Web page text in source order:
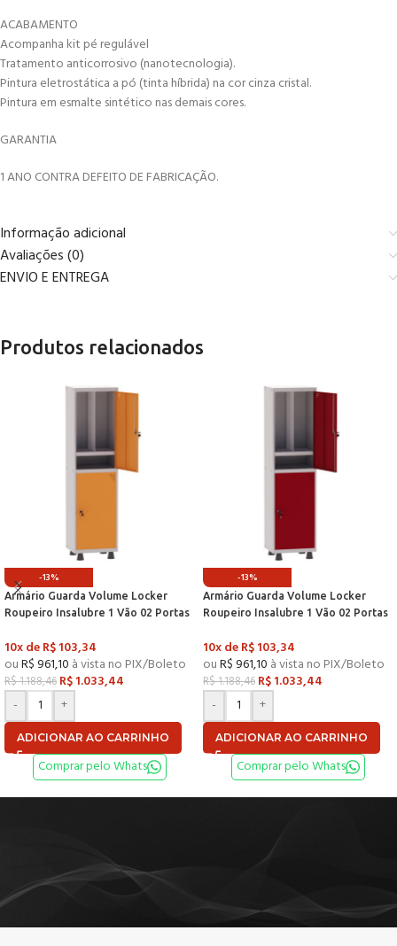
ACABAMENTO
Acompanha kit pé regulável
Tratamento anticorrosivo (nanotecnologia).
Pintura eletrostática a pó (tinta híbrida) na cor cinza cristal.
Pintura em esmalte sintético nas demais cores.
GARANTIA
1 ANO CONTRA DEFEITO DE FABRICAÇÃO.
Informação adicional
Avaliações (0)
ENVIO E ENTREGA
Produtos relacionados
-13%
Armário Guarda Volume Locker
Roupeiro Insalubre 1 Vão 02 Portas
Cinza e Laranja Picasso – P
10x deR$103,34
ouR$ 961,10 à vista no PIX/Boleto
R$1.188,46 R$1.033,44
-
+
ADICIONAR AO CARRINHO
Comprar pelo Whats
-13%
Armário Guarda Volume Locker
Roupeiro Insalubre 1 Vão 02 Portas
Cinza e Vermelho – Pandin
10x deR$103,34
ouR$ 961,10 à vista no PIX/Boleto
R$1.188,46 R$1.033,44
-
+
ADICIONAR AO CARRINHO
Comprar pelo Whats